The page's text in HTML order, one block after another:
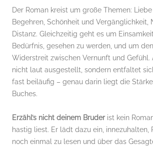
Der Roman kreist um große Themen:
Begehren, Schönheit und Vergänglichkeit,
Distanz. Gleichzeitig geht es um
Bedürfnis, gesehen zu werden, und um
Widerstreit zwischen Vernunft und Gefühl.
nicht laut ausgestellt, sondern entfaltet
fast beiläufig – genau darin liegt die
Buches.
Erzähl’s nicht deinem Bruderist kein
hastig liest. Er lädt dazu ein, innezuhalten,
noch einmal zu lesen und über das